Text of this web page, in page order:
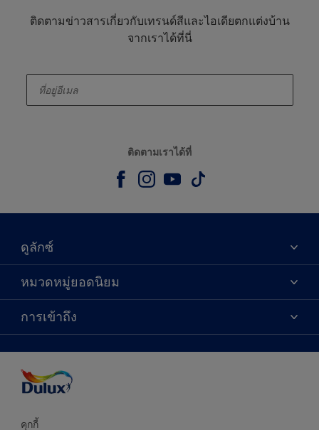
ติดตามข่าวสารเกี่ยวกับเทรนด์สีและไอเดียตกแต่งบ้าน
จากเราได้ที่นี่
ติดตามเราได้ที่
ดูลักซ์
เกี่ยวกับดูลักซ์
ติดต่อเรา
ค้นหาร้านค้า
หมวดหมู่ยอดนิยม
ผลิตภัณฑ์
ไอเดียการตกแต่ง
คำแนะนำจากผู้เชี่ยวชาญ
บริการออกแบบสี
การเข้าถึง
คุกกี้